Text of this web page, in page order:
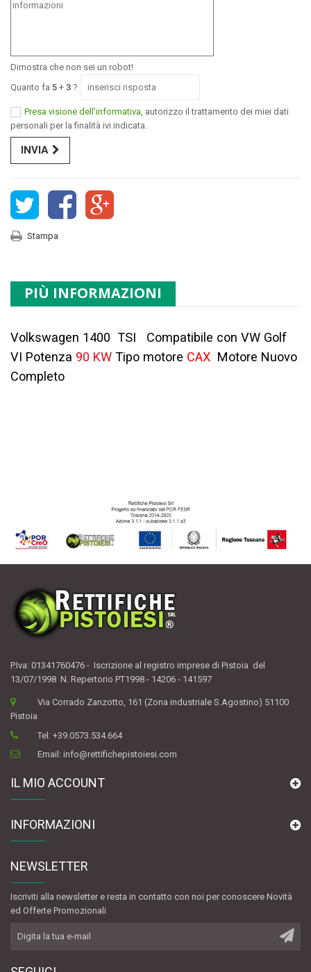
Dimostra che non sei un robot!
Quanto fa 5 + 3 ?
Presa visione dell'informativa , autorizzo il trattamento dei miei dati
personali per la finalità ivi indicata.
INVIA
Stampa
PIÙ INFORMAZIONI
Volkswagen 1400 TSI Compatibile con VW Golf
VI Potenza 90 KW Tipo motore CAX Motore Nuovo
Completo
P.Iva: 01341760476 - Iscrizione al registro imprese di Pistoia del
13/07/1998 N. Repertorio PT1998 - 14206 - 141597
Via Corrado Zanzotto, 161 (Zona industriale S.Agostino) 51100
Pistoia
Tel:+39.0573.534.664
Email:info@rettifichepistoiesi.com
IL MIO ACCOUNT
INFORMAZIONI
NEWSLETTER
Iscriviti alla newsletter e resta in contatto con noi per conoscere Novità
ed Offerte Promozionali